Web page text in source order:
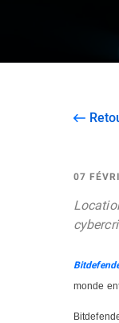
07
monde